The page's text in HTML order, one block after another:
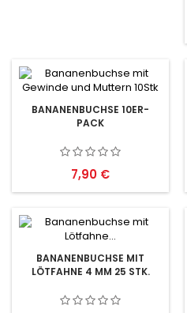
BANANENBUCHSE 10ER-
PACK
Preis
7,90 €
BANANENBUCHSE MIT
LÖTFAHNE 4 MM 25 STK.